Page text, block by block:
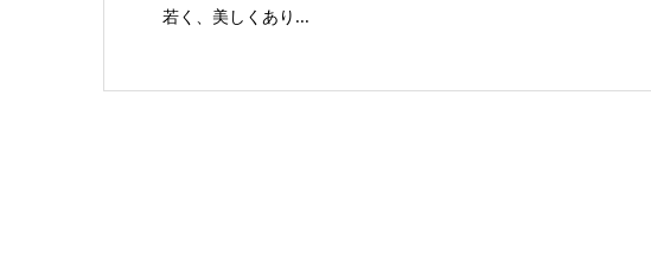
若く、美しくあり...